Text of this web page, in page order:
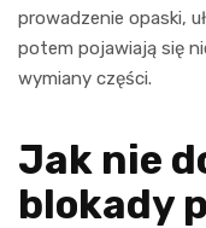
prowadzenie opaski,
potem pojawiają się
wymiany części.
Jak nie
blokady